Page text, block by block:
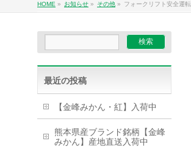
HOME » お知らせ » その他 » フォークリフト安全運
最近の投稿
【金峰みかん・紅】入荷中
熊本県産ブランド銘柄【金峰
みかん】産地直送入荷中